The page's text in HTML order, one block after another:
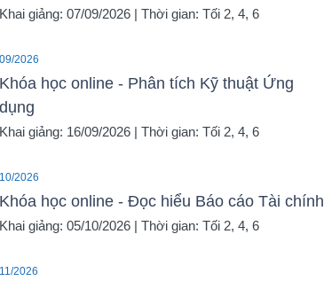
Khai giảng: 07/09/2026 | Thời gian: Tối 2, 4, 6
09/2026
Khóa học online - Phân tích Kỹ thuật Ứng
dụng
Khai giảng: 16/09/2026 | Thời gian: Tối 2, 4, 6
10/2026
Khóa học online - Đọc hiểu Báo cáo Tài chính
Khai giảng: 05/10/2026 | Thời gian: Tối 2, 4, 6
11/2026